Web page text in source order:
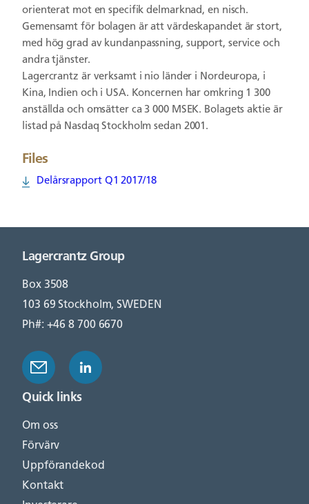
orienterat mot en specifik delmarknad, en nisch.
Gemensamt för bolagen är att värdeskapandet är stort,
med hög grad av kundanpassning, support, service och
andra tjänster.
Lagercrantz är verksamt i nio länder i Nordeuropa, i
Kina, Indien och i USA. Koncernen har omkring 1 300
anställda och omsätter ca 3 000 MSEK. Bolagets aktie är
listad på Nasdaq Stockholm sedan 2001.
Files
Delårsrapport Q1 2017/18
Lagercrantz Group
Box 3508
103 69 Stockholm, SWEDEN
Ph#: +46 8 700 6670
Quick links
Om oss
Förvärv
Uppförandekod
Kontakt